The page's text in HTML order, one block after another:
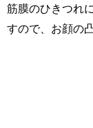
筋膜のひきつれ
すので、お顔の